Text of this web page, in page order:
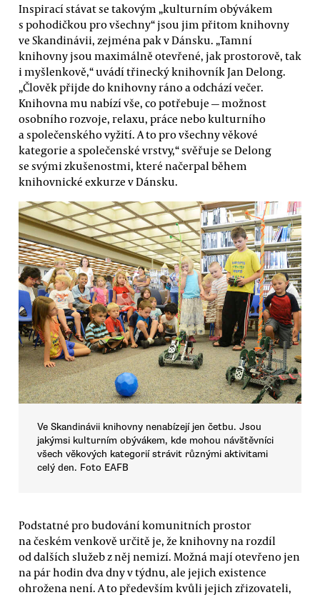
Inspirací stávat se takovým „kulturním obývákem
s pohodičkou pro všechny“ jsou jim přitom knihovny
ve Skandinávii, zejména pak v Dánsku. „Tamní
knihovny jsou maximálně otevřené, jak prostorově, tak
i myšlenkově,“ uvádí třinecký knihovník Jan Delong.
„Člověk přijde do knihovny ráno a odchází večer.
Knihovna mu nabízí vše, co potřebuje — možnost
osobního rozvoje, relaxu, práce nebo kulturního
a společenského vyžití. A to pro všechny věkové
kategorie a společenské vrstvy,“ svěřuje se Delong
se svými zkušenostmi, které načerpal během
knihovnické exkurze v Dánsku.
Ve Skandinávii knihovny nenabízejí jen četbu. Jsou
jakýmsi kulturním obývákem, kde mohou návštěvníci
všech věkových kategorií strávit různými aktivitami
celý den. Foto EAFB
Podstatné pro budování komunitních prostor
na českém venkově určitě je, že knihovny na rozdíl
od dalších služeb z něj nemizí. Možná mají otevřeno jen
na pár hodin dva dny v týdnu, ale jejich existence
ohrožena není. A to především kvůli jejich zřizovateli,